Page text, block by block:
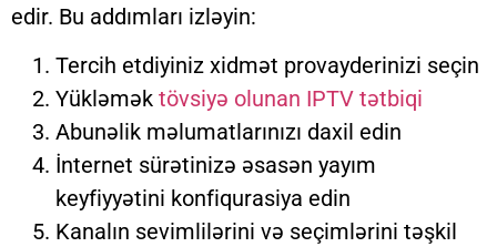
edir. Bu addımları izləyin:
Tercih etdiyiniz xidmət provayderinizi seçin
Yükləmək tövsiyə olunan IPTV tətbiqi
Abunəlik məlumatlarınızı daxil edin
İnternet sürətinizə əsasən yayım
keyfiyyətini konfiqurasiya edin
Kanalın sevimlilərini və seçimlərini təşkil